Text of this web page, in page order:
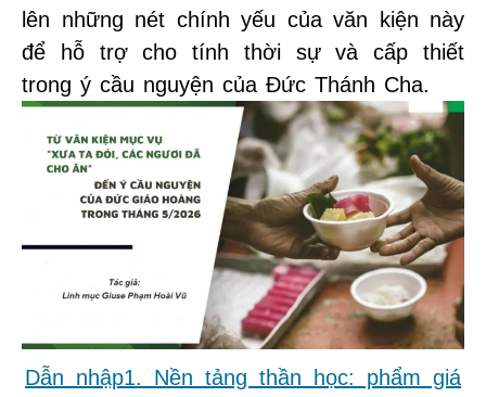
lên những nét chính yếu của văn kiện này
để hỗ trợ cho tính thời sự và cấp thiết
trong ý cầu nguyện của Đức Thánh Cha.
Dẫn nhập1. Nền tảng thần học: phẩm giá